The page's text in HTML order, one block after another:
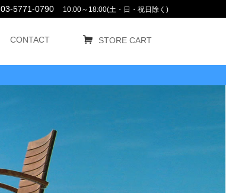
03-5771-0790 10:00～18:00(土・日・祝日除く)
CONTACT STORE CART